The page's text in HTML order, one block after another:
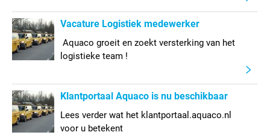
Vacature Logistiek medewerker
Aquaco groeit en zoekt versterking van het
logistieke team !
Klantportaal Aquaco is nu beschikbaar
Lees verder wat het klantportaal.aquaco.nl
voor u betekent